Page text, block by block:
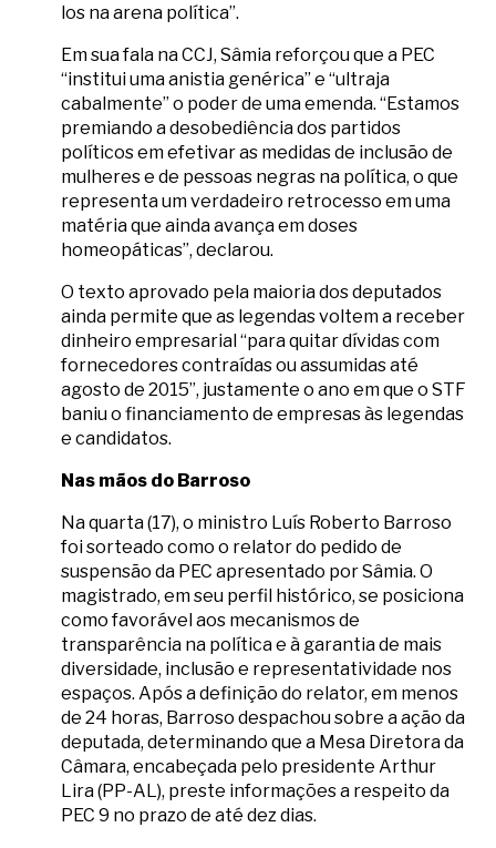
los na arena política”.
Em sua fala na CCJ, Sâmia reforçou que a PEC
“institui uma anistia genérica” e “ultraja
cabalmente” o poder de uma emenda. “Estamos
premiando a desobediência dos partidos
políticos em efetivar as medidas de inclusão de
mulheres e de pessoas negras na política, o que
representa um verdadeiro retrocesso em uma
matéria que ainda avança em doses
homeopáticas”, declarou.
O texto aprovado pela maioria dos deputados
ainda permite que as legendas voltem a receber
dinheiro empresarial “para quitar dívidas com
fornecedores contraídas ou assumidas até
agosto de 2015”, justamente o ano em que o STF
baniu o financiamento de empresas às legendas
e candidatos.
Nas mãos do Barroso
Na quarta (17), o ministro Luís Roberto Barroso
foi sorteado como o relator do pedido de
suspensão da PEC apresentado por Sâmia. O
magistrado, em seu perfil histórico, se posiciona
como favorável aos mecanismos de
transparência na política e à garantia de mais
diversidade, inclusão e representatividade nos
espaços. Após a definição do relator, em menos
de 24 horas, Barroso despachou sobre a ação da
deputada, determinando que a Mesa Diretora da
Câmara, encabeçada pelo presidente Arthur
Lira (PP-AL), preste informações a respeito da
PEC 9 no prazo de até dez dias.